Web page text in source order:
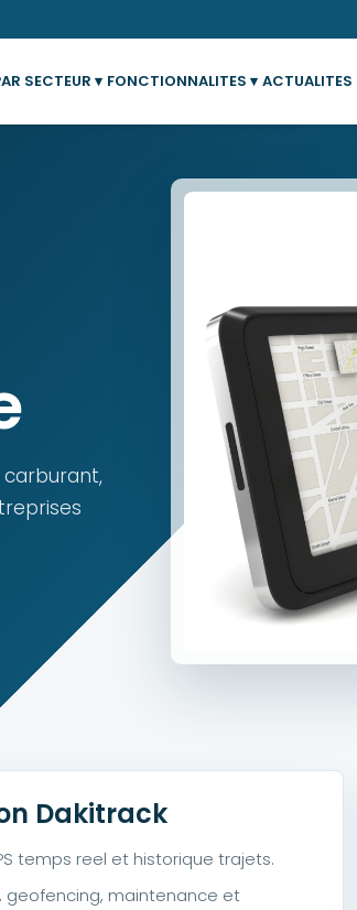
SECTEUR ▾ FONCTIONNALITES ▾ ACTUALITES
carburant,
Dakitrack
temps reel et historique trajets.
geofencing, maintenance et